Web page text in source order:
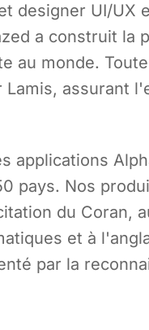
designer UI/UX
a construit la
au monde.
assurant
applications
pays. Nos
du Coran,
et à
par la